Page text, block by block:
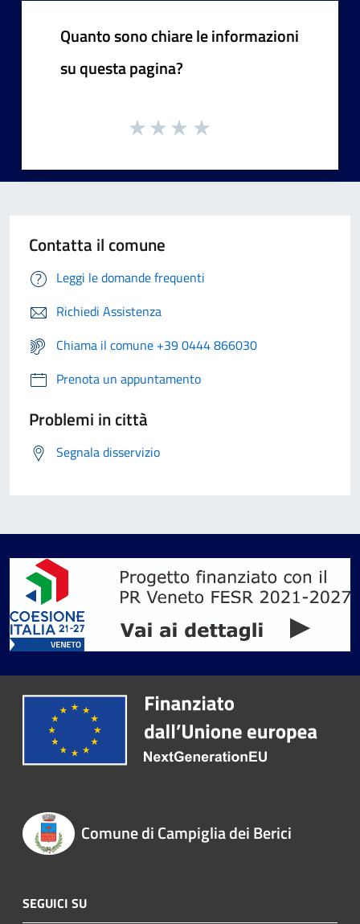
Quanto sono chiare le informazioni
su questa pagina?
Contatta il comune
Leggi le domande frequenti
Richiedi Assistenza
Chiama il comune +39 0444 866030
Prenota un appuntamento
Problemi in città
Segnala disservizio
Comune di Campiglia dei Berici
SEGUICI SU